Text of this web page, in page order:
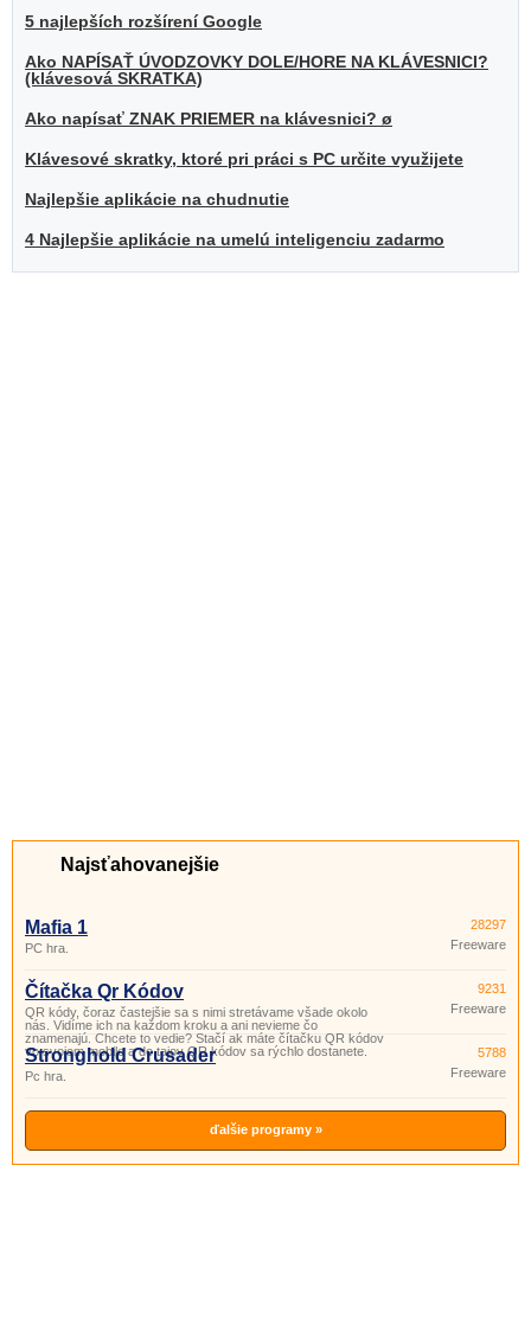
5 najlepších rozšírení Google
Ako NAPÍSAŤ ÚVODZOVKY DOLE/HORE NA KLÁVESNICI?
(klávesová SKRATKA)
Ako napísať ZNAK PRIEMER na klávesnici? ø
Klávesové skratky, ktoré pri práci s PC určite využijete
Najlepšie aplikácie na chudnutie
4 Najlepšie aplikácie na umelú inteligenciu zadarmo
Najsťahovanejšie
Mafia 1
PC hra.
28297
Freeware
Čítačka Qr Kódov
QR kódy, čoraz častejšie sa s nimi stretávame všade okolo
nás. Vidíme ich na každom kroku a ani nevieme čo
znamenajú. Chcete to vedie? Stačí ak máte čítačku QR kódov
vo svojom mobile a do tajov QR kódov sa rýchlo dostanete.
9231
Freeware
Stronghold Crusader
Pc hra.
5788
Freeware
ďalšie programy »